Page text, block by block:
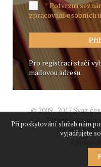
*Potvrzuji
zpracování osobních
Pro registraci stačí
mailovou adresu.
© 2009 - 2017 Svaz
Webové
JIROUT
Při poskytování služeb nám
vyjadřujete